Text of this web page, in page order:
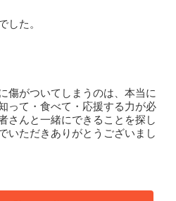
した。
傷がついてしまうのは、本当に
って・食べて・応援する力が必
さんと一緒にできることを探し
いただきありがとうございまし